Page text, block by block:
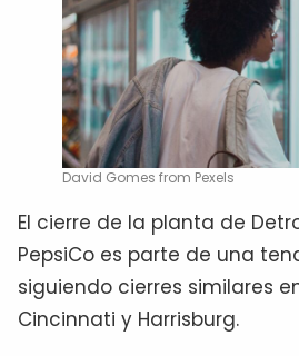
David Gomes from Pexels
El cierre de la planta de
PepsiCo es parte de una
siguiendo cierres similares
Cincinnati y Harrisburg.